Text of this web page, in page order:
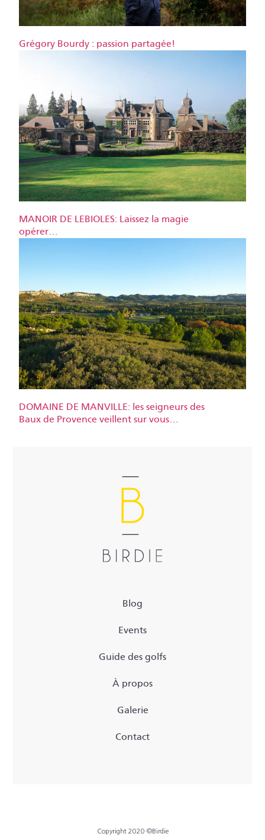
Grégory Bourdy : passion partagée!
MANOIR DE LEBIOLES: Laissez la magie
opérer…
DOMAINE DE MANVILLE: les seigneurs des
Baux de Provence veillent sur vous…
Blog
Events
Guide des golfs
À propos
Galerie
Contact
Copyright 2020 ©Birdie